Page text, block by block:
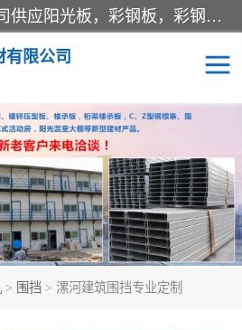
郑州鑫纵建材有限公司供应阳光板，彩钢板，彩钢钢构工程是一家集生产销售租赁安装于一体的企业，主要生产PC采光板，耐力板，仿古琉璃采光板，岩棉板、彩钢压型板、镀锌压型板、桁架楼承板，C、Z型钢檩条、围挡板、轻钢结构，阳光温室大棚等新型建材产品。公司旗下有多台移动式高空压瓦机租赁，承接全国各地业务，专业对外租赁各种型号压瓦机。
有限公司
> 围挡 > 漯河建筑围挡专业定制
ASA合成树脂仿古瓦
FRP采光板
PC耐力板
楼层板